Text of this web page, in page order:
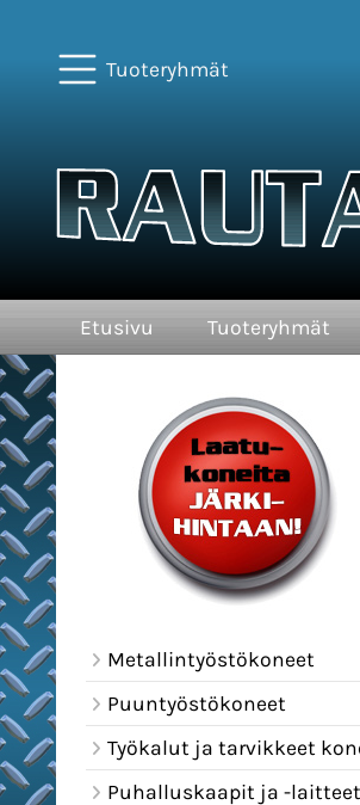
Tuoteryhmät
Etusivu Tuoteryhmät
Metallintyöstökoneet
Puuntyöstökoneet
Työkalut ja tarvikkeet
Puhalluskaapit ja -laitteet